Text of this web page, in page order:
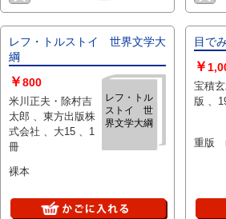
レフ・トルストイ 世界文学大
綱
レフ・トル
ストイ 世
界文学大綱
￥800
米川正夫・除村吉
太郎 、東方出版株
式会社 、大15 、1
冊
裸本
目で
￥
宝積玄承 、
版
重版